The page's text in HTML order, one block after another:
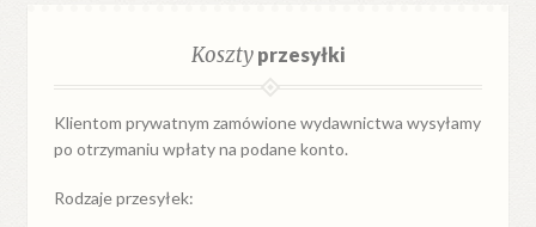
Kosztyprzesyłki
Klientom prywatnym zamówione wydawnictwa wysyłamy
po otrzymaniu wpłaty na podane konto.
Rodzaje przesyłek: